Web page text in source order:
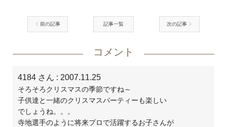
前の記事 記事一覧 次の記事
コメント
4184 さん : 2007.11.25
そろそろクリスマスの季節ですね～
子供達と一緒のクリスマスパーティーも楽しい
でしょうね。。。
寺地選手のように将来プロで活躍するお子さんが